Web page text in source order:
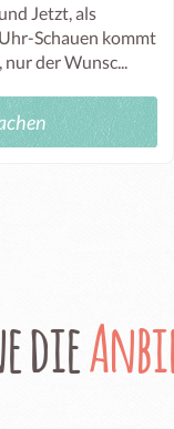
Jetzt, als
Schauen kommt
nur der Wunsc...
die